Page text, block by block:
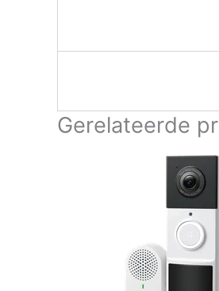
Gerelateerde